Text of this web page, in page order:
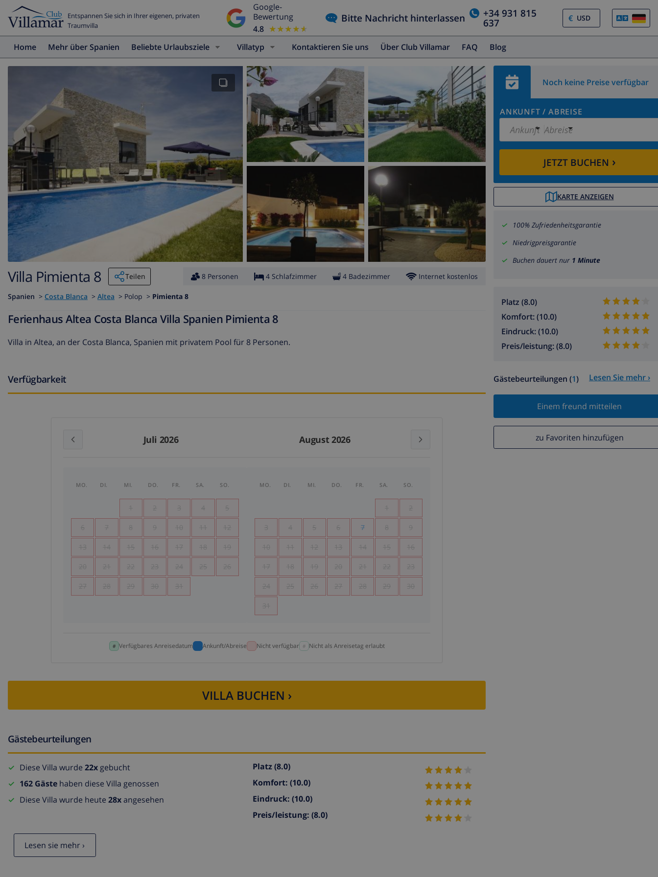
Entspannen Sie sich in Ihrer eigenen, privaten
Traumvilla
Google-
Bewertung
4.8 ★★★★★
★★★★★
Bitte Nachricht hinterlassen +34 931 815
637 €
Home Mehr über Spanien Beliebte Urlaubsziele Villatyp Kontaktieren Sie uns Über Club Villamar FAQ Blog
Noch keine Preise verfügbar
ANKUNFT / ABREISE
Ankunft Abreise
JETZT BUCHEN ›
KARTE ANZEIGEN
100% Zufriedenheitsgarantie
Niedrigpreisgarantie
Buchen dauert nur 1 Minute
Platz (8.0)
Komfort: (10.0)
Eindruck: (10.0)
Preis/leistung: (8.0)
Gästebeurteilungen (1) Lesen Sie mehr ›
Einem freund mitteilen
zu Favoriten hinzufügen
Villa Pimienta 8 Teilen 8 Personen 4 Schlafzimmer 4 Badezimmer Internet kostenlos
Spanien > Costa Blanca > Altea > Polop > Pimienta 8
Ferienhaus Altea Costa Blanca Villa Spanien Pimienta 8
Villa in Altea, an der Costa Blanca, Spanien mit privatem Pool für 8 Personen.
Verfügbarkeit
Juli 2026 August 2026
MO. DI. MI. DO. FR. SA. SO.
1 2 3 4 5
6 7 8 9 10 11 12
13 14 15 16 17 18 19
20 21 22 23 24 25 26
27 28 29 30 31
MO. DI. MI. DO. FR. SA. SO.
1 2
3 4 5 6 7 8 9
10 11 12 13 14 15 16
17 18 19 20 21 22 23
24 25 26 27 28 29 30
31
Verfügbares Anreisedatum Ankunft/Abreise Nicht verfügbar Nicht als Anreisetag erlaubt
VILLA BUCHEN ›
Gästebeurteilungen
Diese Villa wurde 22x gebucht
162 Gäste haben diese Villa genossen
Diese Villa wurde heute 28xangesehen
Platz(8.0)
Komfort: (10.0)
Eindruck: (10.0)
Preis/leistung: (8.0)
Lesen sie mehr ›